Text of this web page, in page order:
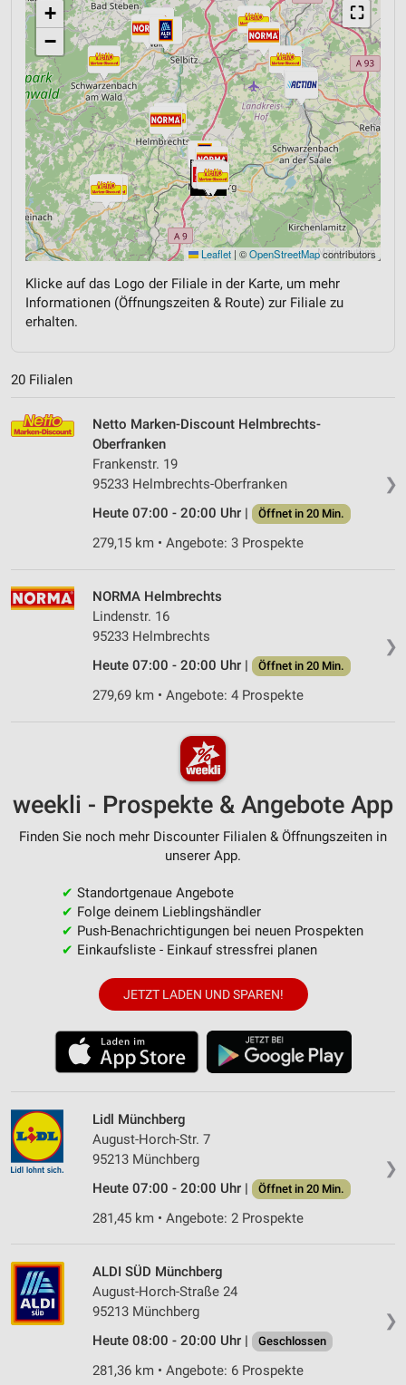
⛶
+
−
Leaflet | ©OpenStreetMapcontributors
Klicke auf das Logo der Filiale in der Karte, um mehr
Informationen (Öffnungszeiten & Route) zur Filiale zu
erhalten.
20 Filialen
❯
Netto Marken-Discount Helmbrechts-
Oberfranken
Frankenstr. 19
95233 Helmbrechts-Oberfranken
Heute 07:00 - 20:00 Uhr |
Öffnet in 20 Min.
279,15 km • Angebote: 3 Prospekte
❯
NORMA Helmbrechts
Lindenstr. 16
95233 Helmbrechts
Heute 07:00 - 20:00 Uhr |
Öffnet in 20 Min.
279,69 km • Angebote: 4 Prospekte
weekli - Prospekte & Angebote App
Finden Sie noch mehr Discounter Filialen & Öffnungszeiten in
unserer App.
✔ Standortgenaue Angebote
✔ Folge deinem Lieblingshändler
✔ Push-Benachrichtigungen bei neuen Prospekten
✔ Einkaufsliste - Einkauf stressfrei planen
JETZT LADEN UND SPAREN!
❯
Lidl Münchberg
August-Horch-Str. 7
95213 Münchberg
Heute 07:00 - 20:00 Uhr |
Öffnet in 20 Min.
281,45 km • Angebote: 2 Prospekte
❯
ALDI SÜD Münchberg
August-Horch-Straße 24
95213 Münchberg
Heute 08:00 - 20:00 Uhr |
Geschlossen
281,36 km • Angebote: 6 Prospekte